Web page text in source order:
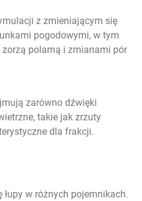
z zmieniającym się
pogodowymi, w tym
polarną i zmianami pór
zarówno dźwięki
takie jak zrzuty
dla frakcji.
w różnych pojemnikach.